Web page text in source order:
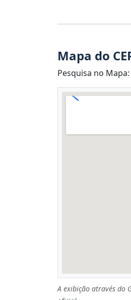
Mapa do
Pesquisa no
A exibição através do